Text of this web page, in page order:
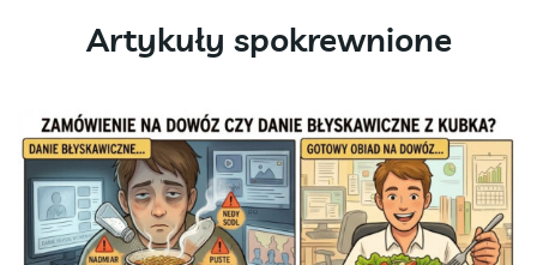
Artykuły spokrewnione